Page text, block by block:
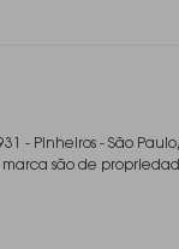
- Pinheiros - São
marca são de